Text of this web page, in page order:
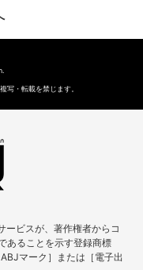
写・転載を禁じます。
ービスが、著作権者からコ
あることを示す登録商標
マーク］または［電子出